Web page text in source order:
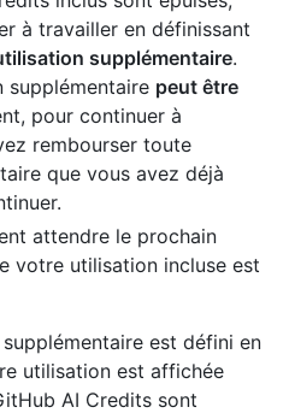
à travailler en définissant
supplémentaire.
supplémentaire peut être
pour continuer à
rembourser toute
que vous avez déjà
attendre le prochain
votre utilisation incluse est
est défini en
utilisation est affichée
AI Credits sont